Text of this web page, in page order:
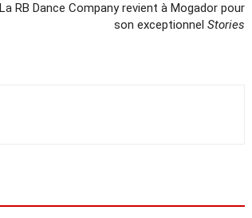
La RB Dance Company revient à Mogador pour
son exceptionnel Stories